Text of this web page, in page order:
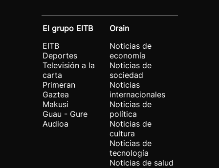
El grupo EITB
EITB
Deportes
Televisión a la
carta
Primeran
Gaztea
Makusi
Guau - Gure
Audioa
Orain
Noticias de
economía
Noticias de
sociedad
Noticias
internacionales
Noticias de
política
Noticias de
cultura
Noticias de
tecnología
Noticias de salud